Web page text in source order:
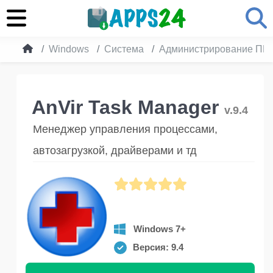
Windows Система Администрирование ПК
AnVir Task Manager v.9.4
Менеджер управления процессами,
автозагрузкой, драйверами и тд
Windows 7+
Версия: 9.4